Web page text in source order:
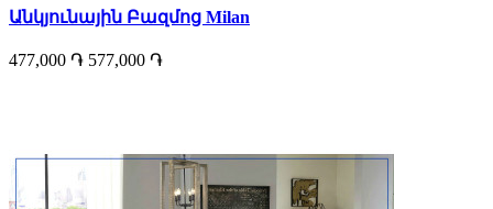
Անկյունային Բազմոց Milan
477,000 ֏ 577,000 ֏